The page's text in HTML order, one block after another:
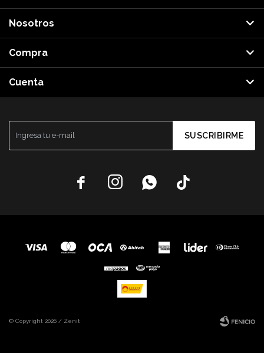
SUSCRIBIRME
   
Nosotros
Compra
Cuenta
© Copyright 2026 / Zenit